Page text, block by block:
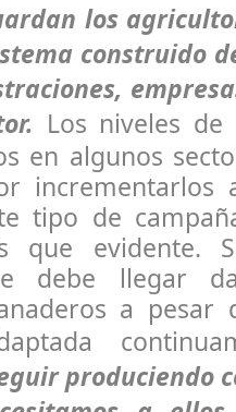
los
construido
Los niveles
en algunos
incrementarlos
tipo de
que evidente.
debe llegar
a pesar
produciendo